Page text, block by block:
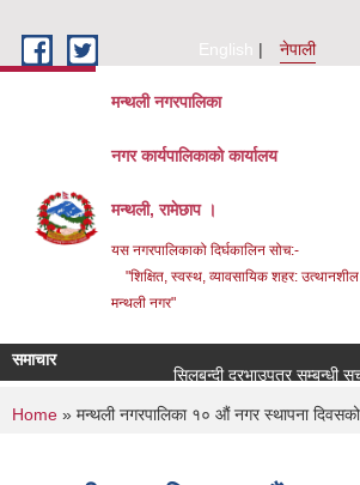
English
नेपाली
मन्थली नगरपालिका
नगर कार्यपालिकाको कार्यालय
मन्थली, रामेछाप ।
यस नगरपालिकाको दिर्घकालिन सोच:-
"शिक्षित, स्वस्थ, व्यावसायिक शहर: उत्थानशील
मन्थली नगर"
समाचार
सिलबन्दी दरभाउपत्र सम्बन्धी सूचना
You are here
Home » मन्थली नगरपालिका १० औं नगर स्थापना